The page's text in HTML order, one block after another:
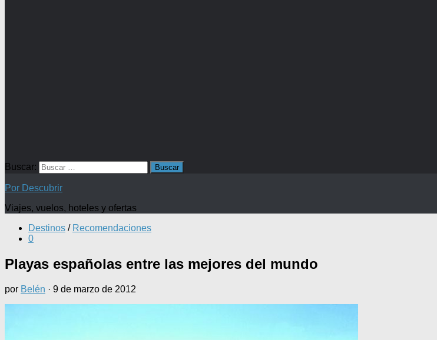
Buscar:
Por Descubrir
Viajes, vuelos, hoteles y ofertas
Destinos / Recomendaciones
0
Playas españolas entre las mejores del mundo
por Belén · 9 de marzo de 2012